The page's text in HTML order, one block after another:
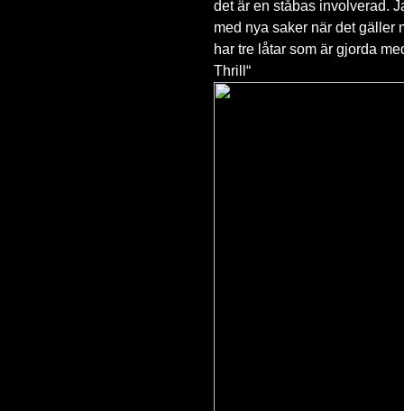
det är en ståbas involverad.
med nya saker när det gäller
har tre låtar som är gjorda
Thrill“